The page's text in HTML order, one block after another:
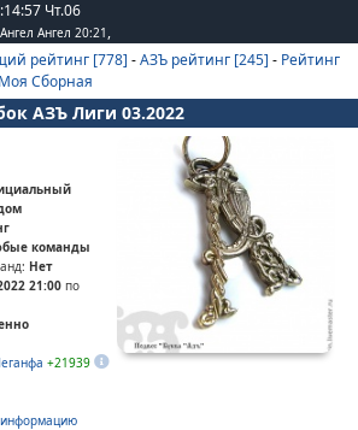
:14:57 Чт.06
Ангел 20:21 ,
рейтинг [778] -АЗЪ рейтинг [245] - Рейтинг
Моя Сборная
АЗЪ Лиги 03.2022
команды
Нет
21:00 по
+21939